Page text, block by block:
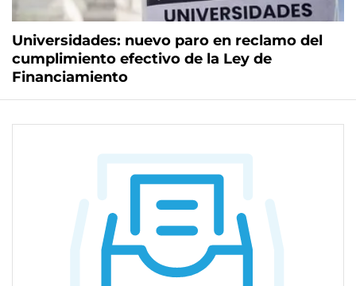
Universidades: nuevo paro en reclamo del
cumplimiento efectivo de la Ley de
Financiamiento